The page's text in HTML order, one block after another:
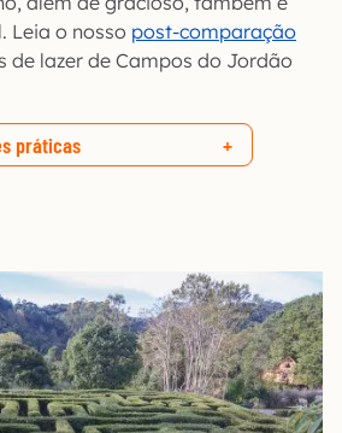
Leia o nosso post-comparação
de lazer de Campos do Jordão
práticas